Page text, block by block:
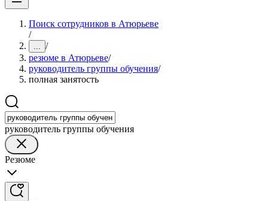
Поиск сотрудников в Атюрьеве
/
... /
резюме в Атюрьеве/
руководитель группы обучения/
полная занятость
руководитель группы обучения
Резюме